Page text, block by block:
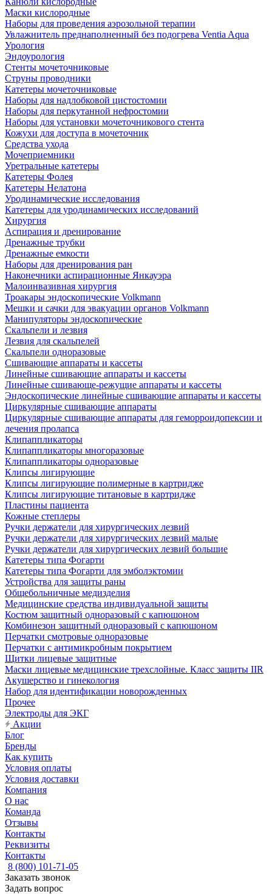
Маски кислородные
Наборы для проведения аэрозольной терапии
Увлажнитель преднаполненный без подогрева Ventia Aqua
Урология
Эндоурология
Стенты мочеточниковые
Струны проводники
Катетеры мочеточниковые
Наборы для надлобковой цистостомии
Наборы для перкутанной нефростомии
Наборы для установки мочеточникового стента
Кожухи для доступа в мочеточник
Средства ухода
Мочеприемники
Уретральные катетеры
Катетеры Фолея
Катетеры Нелатона
Уродинамические исследования
Катетеры для уродинамических исследований
Хирургия
Аспирация и дренирование
Дренажные трубки
Дренажные емкости
Наборы для дренирования ран
Наконечники аспирационные Янкауэра
Малоинвазивная хирургия
Троакары эндоскопические Volkmann
Мешки и сачки для эвакуации органов Volkmann
Манипуляторы эндоскопические
Скальпели и лезвия
Лезвия для скальпелей
Скальпели одноразовые
Сшивающие аппараты и кассеты
Линейные сшивающие аппараты и кассеты
Линейные сшивающе-режущие аппараты и кассеты
Эндоскопические линейные сшивающие аппараты и кассеты
Циркулярные сшивающие аппараты
Циркулярные сшивающие аппараты для геморроидопексии и
лечения пролапса
Клипаппликаторы
Клипаппликаторы многоразовые
Клипаппликаторы одноразовые
Клипсы лигирующие
Клипсы лигирующие полимерные в картридже
Клипсы лигирующие титановые в картридже
Пластины пациента
Кожные степлеры
Ручки держатели для хирургических лезвий
Ручки держатели для хирургических лезвий малые
Ручки держатели для хирургических лезвий большие
Катетеры типа Фогарти
Катетеры типа Фогарти для эмболэктомии
Устройства для защиты раны
Общебольничные медизделия
Медицинские средства индивидуальной защиты
Костюм защитный одноразовый с капюшоном
Комбинезон защитный одноразовый с капюшоном
Перчатки смотровые одноразовые
Перчатки с антимикробным покрытием
Щитки лицевые защитные
Маски лицевые медицинские трехслойные. Класс защиты IIR
Акушерство и гинекология
Набор для идентификации новорожденных
Прочее
Электроды для ЭКГ
Акции
Блог
Бренды
Как купить
Условия оплаты
Условия доставки
Компания
О нас
Команда
Отзывы
Контакты
Реквизиты
Контакты
8 (800) 101-71-05
Заказать звонок
Задать вопрос